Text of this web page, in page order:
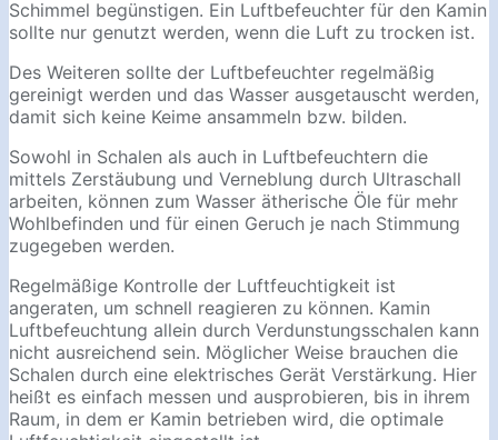
Schimmel begünstigen. Ein Luftbefeuchter für den Kamin
sollte nur genutzt werden, wenn die Luft zu trocken ist.
Des Weiteren sollte der Luftbefeuchter regelmäßig
gereinigt werden und das Wasser ausgetauscht werden,
damit sich keine Keime ansammeln bzw. bilden.
Sowohl in Schalen als auch in Luftbefeuchtern die
mittels Zerstäubung und Verneblung durch Ultraschall
arbeiten, können zum Wasser ätherische Öle für mehr
Wohlbefinden und für einen Geruch je nach Stimmung
zugegeben werden.
Regelmäßige Kontrolle der Luftfeuchtigkeit ist
angeraten, um schnell reagieren zu können. Kamin
Luftbefeuchtung allein durch Verdunstungsschalen kann
nicht ausreichend sein. Möglicher Weise brauchen die
Schalen durch eine elektrisches Gerät Verstärkung. Hier
heißt es einfach messen und ausprobieren, bis in ihrem
Raum, in dem er Kamin betrieben wird, die optimale